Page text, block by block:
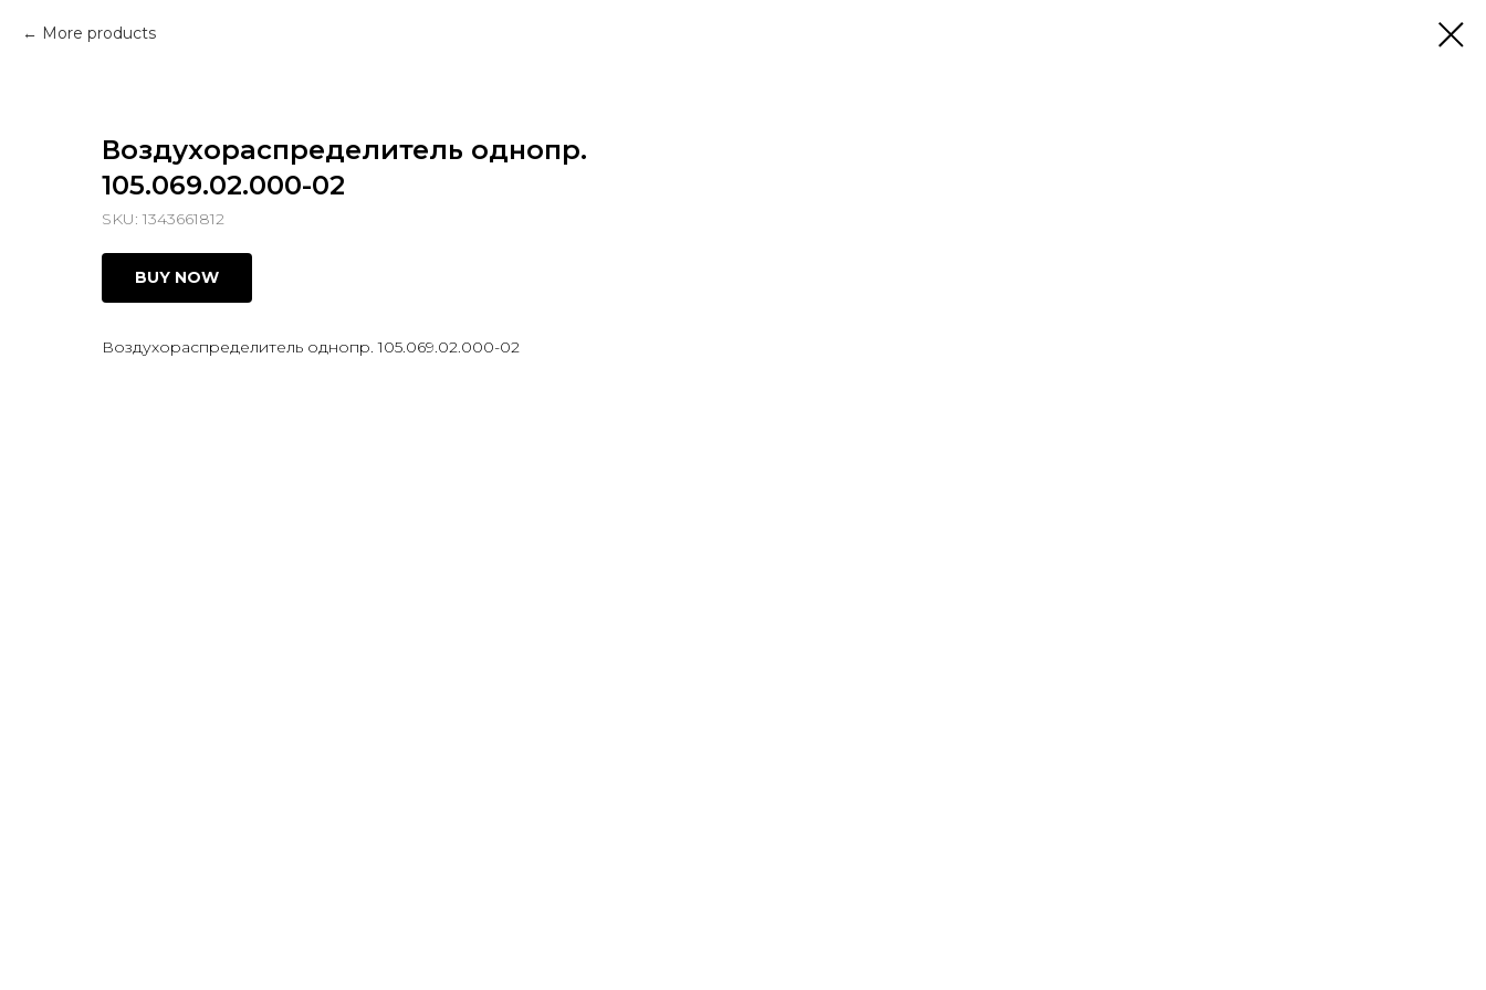
More products
Воздухораспределитель однопр.
105.069.02.000-02
SKU: 1343661812
BUY NOW
Воздухораспределитель однопр. 105.069.02.000-02